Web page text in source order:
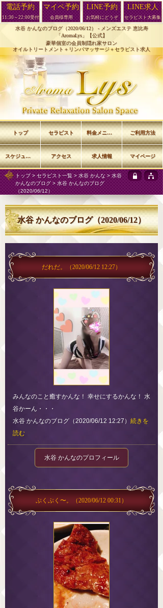
水谷 かんなのブログ（2020/06/12） - メンズエステ 恵比寿
「AromaLys」【公式】
豪華個室の会員制隠れ家サロン
オイルトリートメント＋リンパマッサージ＋セラピスト求人
トップ> セラピスト一覧 >水谷 かんな > 水谷
かんなのブログ > 水谷 かんなのブログ
（2020/06/12）
水谷 かんなのブログ（2020/06/12）
だれだ。 （2020/06/12 12:27）
みんなのこと癒すかんな！ 幸せにするかんな！ 水
谷かーん・・・
水谷 かんなのブログ（2020/06/12 12:27） 続きを
読む
水谷 かんなのプロフィール
ぷくぷく〜。 （2020/06/12 00:31）
トップ セラピスト 料金メニュー ご利用方法
スケジュール アクセス 求人情報 マイページ
電話予約
11:30～22:00受付
マイペ予約
会員様専用
LINE予約
お気軽にどうぞ
LINE求人
セラピスト大募集